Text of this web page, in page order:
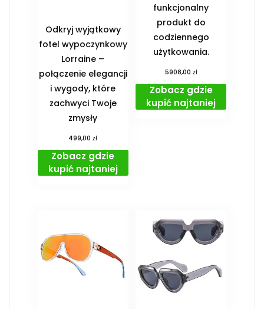
Odkryj wyjątkowy
fotel wypoczynkowy
Lorraine –
połączenie elegancji
i wygody, które
zachwyci Twoje
zmysły
499,00zł
Zobacz gdzie
kupić najtaniej
funkcjonalny
produkt do
codziennego
użytkowania.
5908,00 zł
Zobacz gdzie
kupić najtaniej